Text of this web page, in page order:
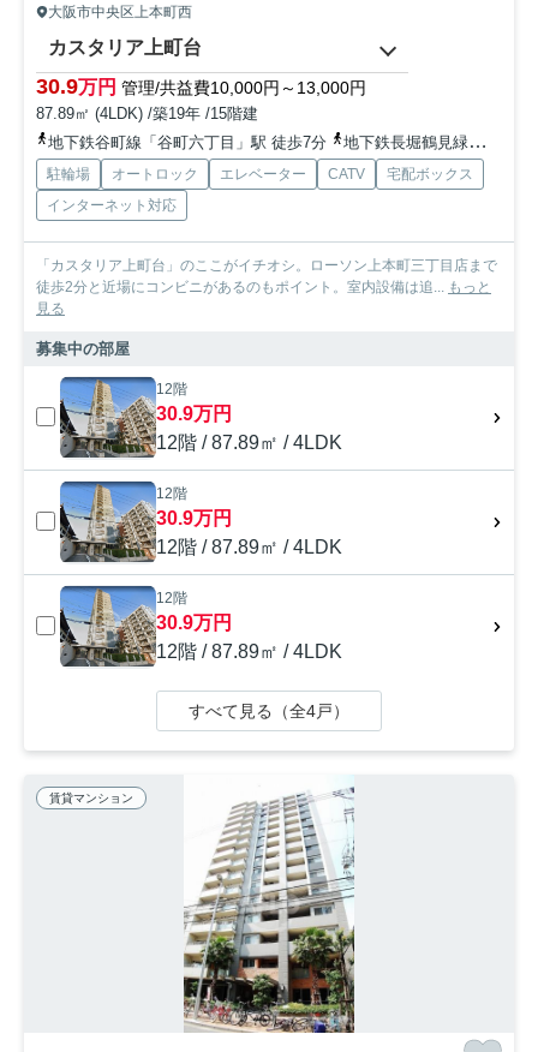
大阪市中央区上本町西
カスタリア上町台
30.9万円 管理/共益費10,000円～13,000円
87.89㎡ (4LDK) /築19年 /15階建
地下鉄谷町線「谷町六丁目」駅 徒歩7分
地下鉄長堀鶴見緑地「松屋町」駅 徒歩15分
駐輪場 オートロック エレベーター CATV
宅配ボックス
インターネット対応
「カスタリア上町台」のここがイチオシ。ローソン上本町三丁目店まで
徒歩2分と近場にコンビニがあるのもポイント。室内設備は追...
もっと
見る
募集中の部屋
12階
30.9万円
12階 / 87.89㎡ / 4LDK
12階
30.9万円
12階 / 87.89㎡ / 4LDK
12階
30.9万円
12階 / 87.89㎡ / 4LDK
すべて見る（全4戸）
賃貸マンション